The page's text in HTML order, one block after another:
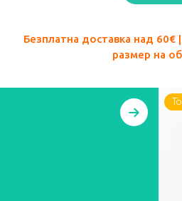
Безплатна доставка над 60€
размер на